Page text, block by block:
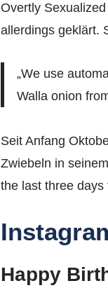
Overtly
allerdings geklärt.
„We use
Walla onion
Seit Anfang
Zwiebeln in
the last three days
Happy